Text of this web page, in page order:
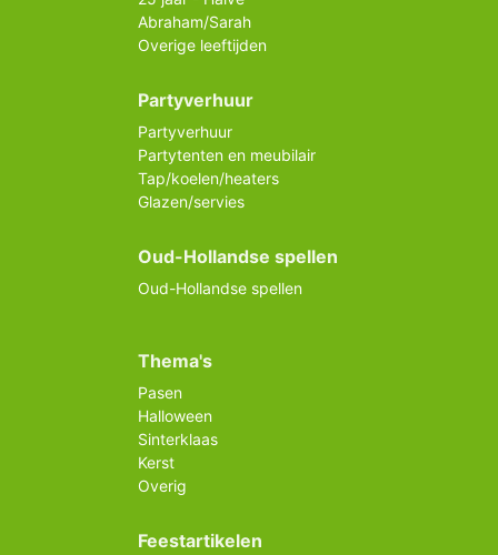
Abraham/Sarah
Overige leeftijden
Partyverhuur
Partyverhuur
Partytenten en meubilair
Tap/koelen/heaters
Glazen/servies
Oud-Hollandse spellen
Oud-Hollandse spellen
Thema's
Pasen
Halloween
Sinterklaas
Kerst
Overig
Feestartikelen